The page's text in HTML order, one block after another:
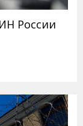
России